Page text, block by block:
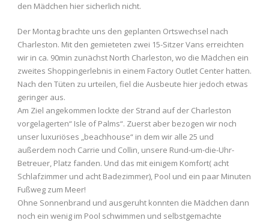
den Mädchen hier sicherlich nicht.
Der Montag brachte uns den geplanten Ortswechsel nach
Charleston. Mit den gemieteten zwei 15-Sitzer Vans erreichten
wir in ca. 90min zunächst North Charleston, wo die Mädchen ein
zweites Shoppingerlebnis in einem Factory Outlet Center hatten.
Nach den Tüten zu urteilen, fiel die Ausbeute hier jedoch etwas
geringer aus.
Am Ziel angekommen lockte der Strand auf der Charleston
vorgelagerten“ Isle of Palms“. Zuerst aber bezogen wir noch
unser luxuriöses „beachhouse“ in dem wir alle 25 und
außerdem noch Carrie und Collin, unsere Rund-um-die-Uhr-
Betreuer, Platz fanden. Und das mit einigem Komfort( acht
Schlafzimmer und acht Badezimmer), Pool und ein paar Minuten
Fußweg zum Meer!
Ohne Sonnenbrand und ausgeruht konnten die Mädchen dann
noch ein wenig im Pool schwimmen und selbstgemachte